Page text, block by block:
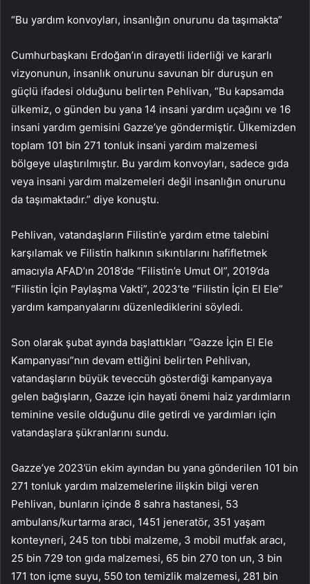
“Bu yardım konvoyları, insanlığın onurunu da taşımakta”
Cumhurbaşkanı Erdoğan’ın dirayetli liderliği ve kararlı
vizyonunun, insanlık onurunu savunan bir duruşun en
güçlü ifadesi olduğunu belirten Pehlivan, “Bu kapsamda
ülkemiz, o günden bu yana 14 insani yardım uçağını ve 16
insani yardım gemisini Gazze’ye göndermiştir. Ülkemizden
toplam 101 bin 271 tonluk insani yardım malzemesi
bölgeye ulaştırılmıştır. Bu yardım konvoyları, sadece gıda
veya insani yardım malzemeleri değil insanlığın onurunu
da taşımaktadır.” diye konuştu.
Pehlivan, vatandaşların Filistin’e yardım etme talebini
karşılamak ve Filistin halkının sıkıntılarını hafifletmek
amacıyla AFAD’ın 2018’de “Filistin’e Umut Ol”, 2019’da
“Filistin İçin Paylaşma Vakti”, 2023’te “Filistin İçin El Ele”
yardım kampanyalarını düzenlediklerini söyledi.
Son olarak şubat ayında başlattıkları “Gazze İçin El Ele
Kampanyası”nın devam ettiğini belirten Pehlivan,
vatandaşların büyük teveccüh gösterdiği kampanyaya
gelen bağışların, Gazze için hayati önemi haiz yardımların
teminine vesile olduğunu dile getirdi ve yardımları için
vatandaşlara şükranlarını sundu.
Gazze’ye 2023’ün ekim ayından bu yana gönderilen 101 bin
271 tonluk yardım malzemelerine ilişkin bilgi veren
Pehlivan, bunların içinde 8 sahra hastanesi, 53
ambulans/kurtarma aracı, 1451 jeneratör, 351 yaşam
konteyneri, 245 ton tıbbi malzeme, 3 mobil mutfak aracı,
25 bin 729 ton gıda malzemesi, 65 bin 270 ton un, 3 bin
171 ton içme suyu, 550 ton temizlik malzemesi, 281 bin